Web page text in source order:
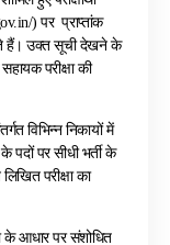
) पर प्राप्तांक
हैं। उक्त सूची देखने के
परीक्षा की
विभिन्न निकायों में
पदों पर सीधी भर्ती के
परीक्षा का
के आधार पर संशोधित